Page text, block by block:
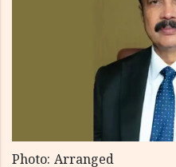
Photo: Arranged